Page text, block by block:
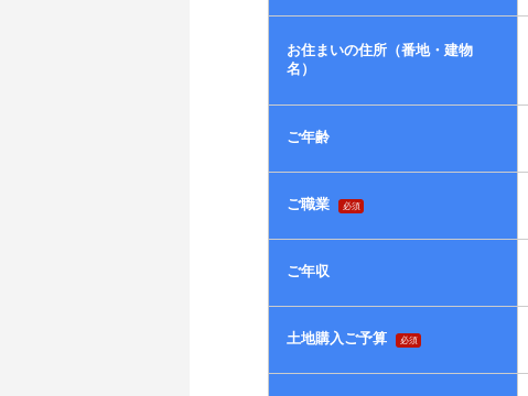
お住まいの住所（番地・建物
名）
ご年齢
ご職業 必須
ご年収
土地購入ご予算 必須